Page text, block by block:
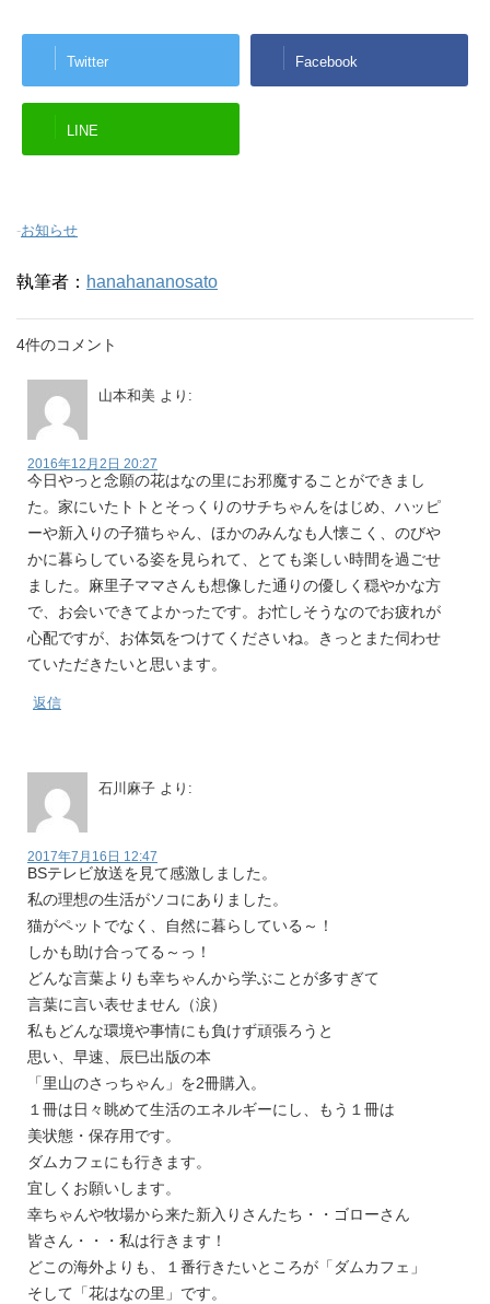
Twitter Facebook
LINE
-お知らせ
執筆者： hanahananosato
4件のコメント
山本和美 より:
2016年12月2日 20:27
今日やっと念願の花はなの里にお邪魔することができまし
た。家にいたトトとそっくりのサチちゃんをはじめ、ハッピ
ーや新入りの子猫ちゃん、ほかのみんなも人懐こく、のびや
かに暮らしている姿を見られて、とても楽しい時間を過ごせ
ました。麻里子ママさんも想像した通りの優しく穏やかな方
で、お会いできてよかったです。お忙しそうなのでお疲れが
心配ですが、お体気をつけてくださいね。きっとまた伺わせ
ていただきたいと思います。
返信
石川麻子 より:
2017年7月16日 12:47
BSテレビ放送を見て感激しました。
私の理想の生活がソコにありました。
猫がペットでなく、自然に暮らしている～！
しかも助け合ってる～っ！
どんな言葉よりも幸ちゃんから学ぶことが多すぎて
言葉に言い表せません（涙）
私もどんな環境や事情にも負けず頑張ろうと
思い、早速、辰巳出版の本
「里山のさっちゃん」を2冊購入。
１冊は日々眺めて生活のエネルギーにし、もう１冊は
美状態・保存用です。
ダムカフェにも行きます。
宜しくお願いします。
幸ちゃんや牧場から来た新入りさんたち・・ゴローさん
皆さん・・・私は行きます！
どこの海外よりも、１番行きたいところが「ダムカフェ」
そして「花はなの里」です。